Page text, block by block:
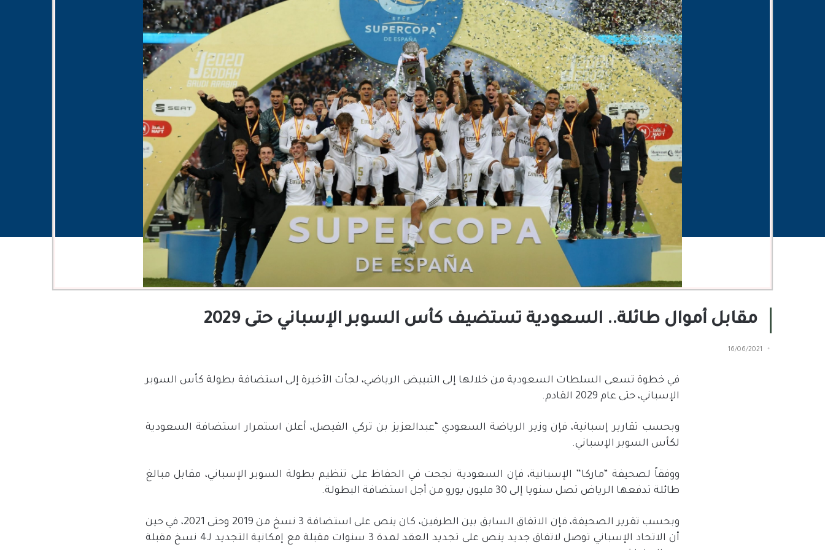
مقابل أموال طائلة.. السعودية تستضيف كأس السوبر الإسباني حتى 2029
16/06/2021
في خطوة تسعى السلطات السعودية من خلالها إلى التبييض الرياضي، لجأت الأخيرة إلى استضافة بطولة كأس السوبر
الإسباني، حتى عام 2029 القادم.
وبحسب تقارير إسبانية، فإن وزير الرياضة السعودي “عبدالعزيز بن تركي الفيصل، أعلن استمرار استضافة السعودية
لكأس السوبر الإسباني.
ووفقاً لصحيفة “ماركا” الإسبانية، فإن السعودية نجحت في الحفاظ على تنظيم بطولة السوبر الإسباني، مقابل مبالغ
طائلة تدفعها الرياض تصل سنويا إلى 30 مليون يورو من أجل استضافة البطولة.
وبحسب تقرير الصحيفة، فإن الاتفاق السابق بين الطرفين، كان ينص على استضافة 3 نسخ من 2019 وحتى 2021، في حين
أن الاتحاد الإسباني توصل لاتفاق جديد ينص على تجديد العقد لمدة 3 سنوات مقبلة مع إمكانية التجديد لـ4 نسخ مقبلة